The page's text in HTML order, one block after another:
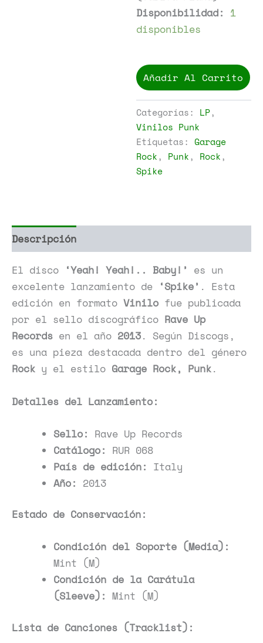
Disponibilidad: 1
disponibles
-
Yeah!
Baby!
cantidad
Añadir Al Carrito
Categorías: LP,
Vinilos Punk
Etiquetas:Garage
Rock, Punk, Rock,
Spike
Descripción
El disco ‘Yeah! Yeah!.. Baby!’ es un
excelente lanzamiento de ‘Spike’ . Esta
edición en formato Vinilo fue publicada
por el sello discográfico Rave Up
Records en el año 2013. Según Discogs,
es una pieza destacada dentro del género
Rock y el estilo Garage Rock, Punk.
Detalles del Lanzamiento:
Sello: Rave Up Records
Catálogo: RUR 068
País de edición: Italy
Año: 2013
Estado de Conservación:
Condición del Soporte (Media):
Mint (M)
Condición de la Carátula
(Sleeve): Mint (M)
Lista de Canciones (Tracklist):